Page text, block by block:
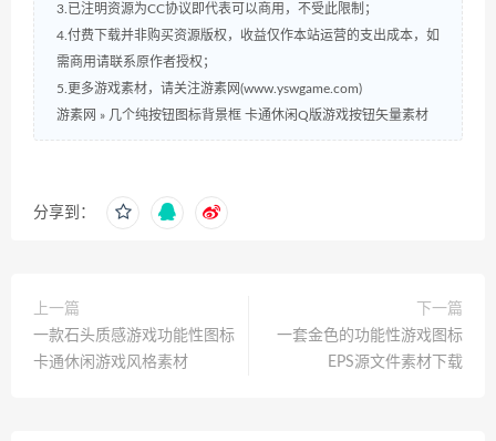
3.已注明资源为CC协议即代表可以商用，不受此限制；
4.付费下载并非购买资源版权，收益仅作本站运营的支出成本，如
需商用请联系原作者授权；
5.更多游戏素材，请关注游素网(www.yswgame.com)
游素网 » 几个纯按钮图标背景框 卡通休闲Q版游戏按钮矢量素材
分享到：
上一篇
一款石头质感游戏功能性图标
卡通休闲游戏风格素材
下一篇
一套金色的功能性游戏图标
EPS源文件素材下载